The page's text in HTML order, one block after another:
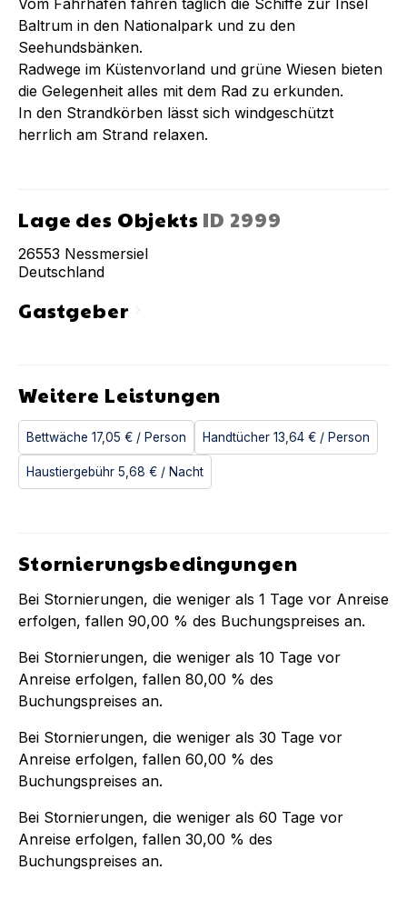
Baltrum in den Nationalpark und zu den
Seehundsbänken.
Radwege im Küstenvorland und grüne Wiesen bieten
die Gelegenheit alles mit dem Rad zu erkunden.
In den Strandkörben lässt sich windgeschützt
herrlich am Strand relaxen.
Lage des Objekts ID 2999
26553 Nessmersiel
Deutschland
Gastgeberchevron_right
Weitere Leistungen
Bettwäche 17,05 € / Person Handtücher 13,64 € / Person
Haustiergebühr 5,68 € / Nacht
Stornierungsbedingungen
Bei Stornierungen, die weniger als 1 Tage vor Anreise
erfolgen, fallen 90,00 % des Buchungspreises an.
Bei Stornierungen, die weniger als 10 Tage vor
Anreise erfolgen, fallen 80,00 % des
Buchungspreises an.
Bei Stornierungen, die weniger als 30 Tage vor
Anreise erfolgen, fallen 60,00 % des
Buchungspreises an.
Bei Stornierungen, die weniger als 60 Tage vor
Anreise erfolgen, fallen 30,00 % des
Buchungspreises an.